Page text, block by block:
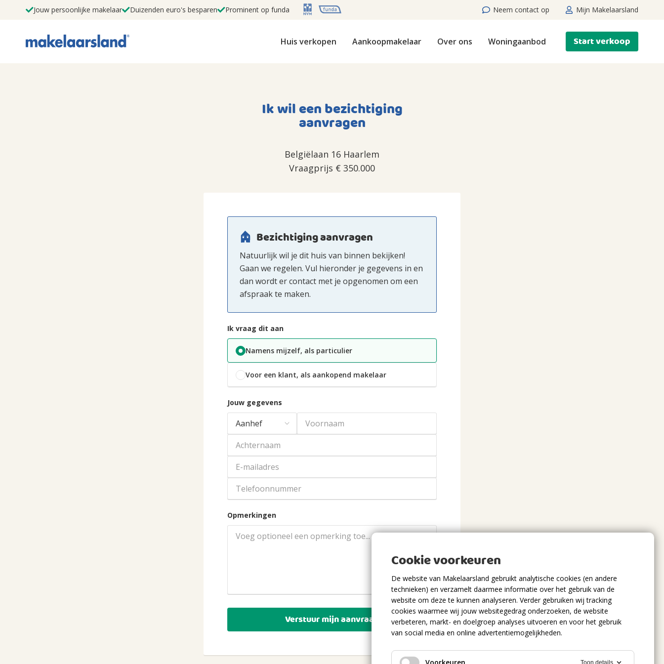
Jouw persoonlijke makelaar Duizenden euro's besparen Prominent op funda Neem contact op Mijn Makelaarsland
Huis verkopen Aankoopmakelaar Over ons Woningaanbod Start verkoop
Ik wil een bezichtiging
aanvragen
Belgiëlaan 16 Haarlem
Vraagprijs € 350.000
Bezichtiging aanvragen
Natuurlijk wil je dit huis van binnen bekijken!
Gaan we regelen. Vul hieronder je gegevens in en
dan wordt er contact met je opgenomen om een
afspraak te maken.
Ik vraag dit aan
Namens mijzelf, als particulier
Voor een klant, als aankopend makelaar
Jouw gegevens
Opmerkingen
Verstuur mijn aanvraag
Cookie voorkeuren
De website van Makelaarsland gebruikt analytische cookies (en andere
technieken) en verzamelt daarmee informatie over het gebruik van de
website om deze te kunnen analyseren. Verder gebruiken wij tracking
cookies waarmee wij jouw websitegedrag onderzoeken, de website
verbeteren, markt- en doelgroep analyses uitvoeren en voor het gebruik
van social media en online advertentiemogelijkheden.
Toon details